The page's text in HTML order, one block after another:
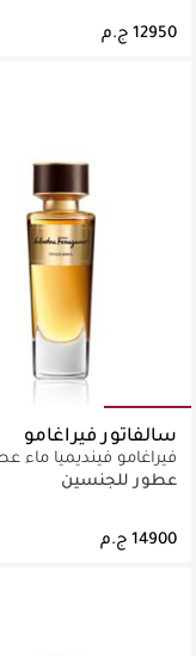
سالفاتور فيراغامو
مل
عطور للجنسين